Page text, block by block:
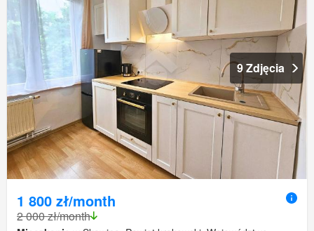
9 Zdjęcia
1 800 zł/month
2 000 zł/month